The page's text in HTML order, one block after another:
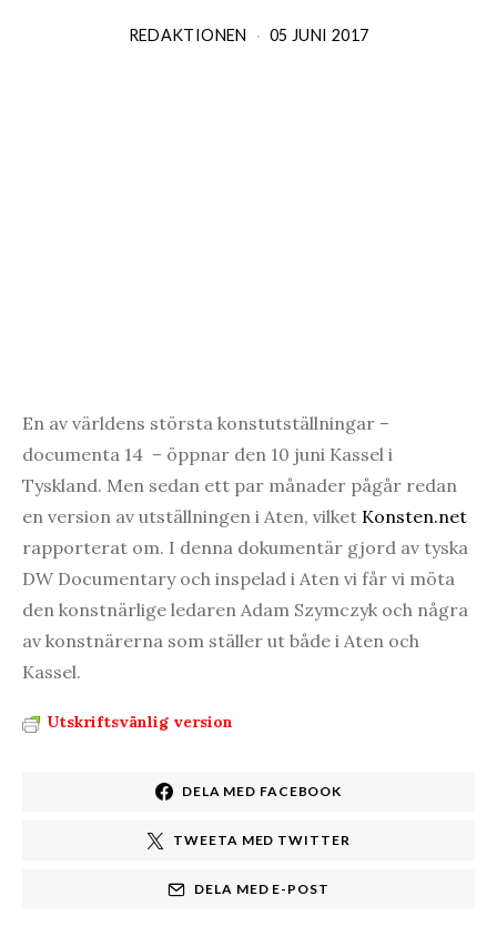
REDAKTIONEN 05 JUNI 2017
En av världens största konstutställningar –
documenta 14 – öppnar den 10 juni Kassel i
Tyskland. Men sedan ett par månader pågår redan
en version av utställningen i Aten, vilket Konsten.net
rapporterat om. I denna dokumentär gjord av tyska
DW Documentary och inspelad i Aten vi får vi möta
den konstnärlige ledaren Adam Szymczyk och några
av konstnärerna som ställer ut både i Aten och
Kassel.
Utskriftsvänlig version
DELA MED FACEBOOK
TWEETA MED TWITTER
DELA MED E-POST